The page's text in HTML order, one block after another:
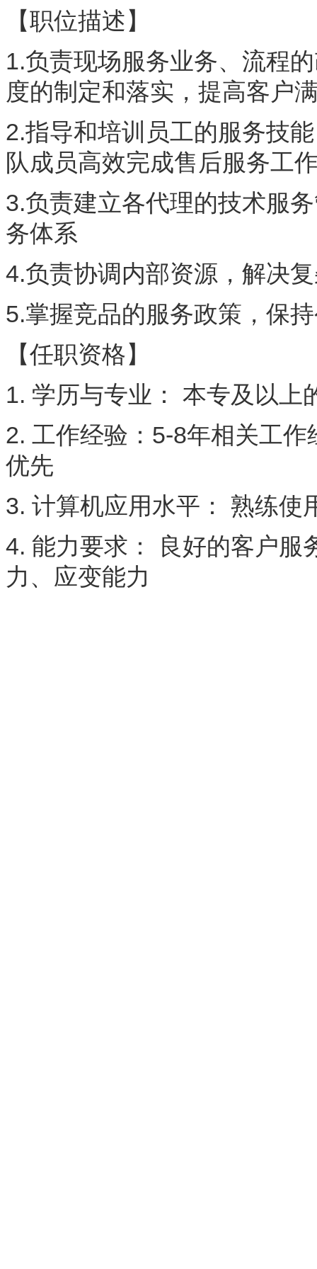
【职位描述】
1.负责现场服务业务、流程
度的制定和落实，提高客户
2.指导和培训员工的服务技
队成员高效完成售后服务工
3.负责建立各代理的技术服
务体系
4.负责协调内部资源，解决
5.掌握竞品的服务政策，保
【任职资格】
1. 学历与专业： 本专及以上
2. 工作经验：5-8年相关工
优先
3. 计算机应用水平： 熟练使
4. 能力要求： 良好的客户服
力、应变能力